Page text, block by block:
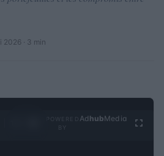
2026 · 3 min
Ad hubMedia